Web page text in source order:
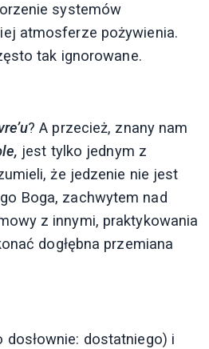
systemów
atmosferze pożywienia.
tak ignorowane.
? A przecież, znany nam
jest tylko jednym z
że jedzenie nie jest
Boga, zachwytem nad
z innymi, praktykowania
dogłębna przemiana
dostatniego) i